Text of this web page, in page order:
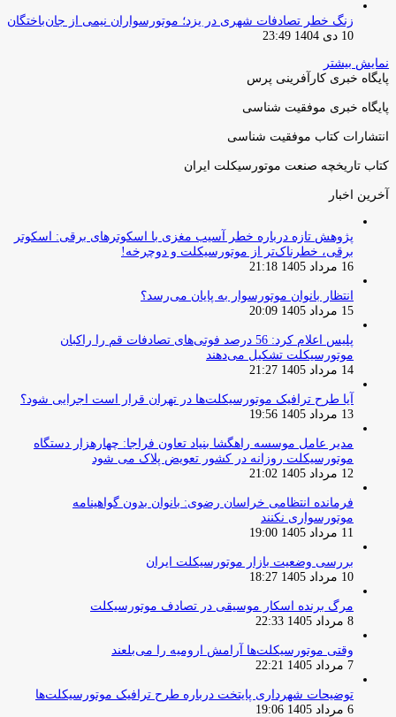
زنگ خطر تصادفات شهری در یزد؛ موتورسواران نیمی از جان‌باختگان
10 دی 1404 23:49
نمایش بیشتر
پایگاه خبری کارآفرینی پرس
پایگاه خبری موفقیت شناسی
انتشارات کتاب موفقیت شناسی
کتاب تاریخچه صنعت موتورسیکلت ایران
آخرین اخبار
پژوهش تازه درباره خطر آسیب مغزی با اسکوترهای برقی: اسکوتر
برقی، خطرناک‌تر از موتورسیکلت و دوچرخه!
16 مرداد 1405 21:18
انتظار بانوان موتورسوار به پایان می‌رسد؟
15 مرداد 1405 20:09
پلیس اعلام کرد: 56 درصد فوتی‌های تصادفات قم را راکبان
موتورسیکلت تشکیل می‌دهند
14 مرداد 1405 21:27
آیا طرح ترافیک موتورسیکلت‌ها در تهران قرار است اجرایی شود؟
13 مرداد 1405 19:56
مدیر عامل موسسه راهگشا بنیاد تعاون فراجا: چهارهزار دستگاه
موتورسیکلت روزانه در کشور تعویض پلاک می شود
12 مرداد 1405 21:02
فرمانده انتظامی خراسان رضوی: بانوان بدون گواهینامه
موتورسواری نکنند
11 مرداد 1405 19:00
بررسی وضعیت بازار موتورسیکلت ایران
10 مرداد 1405 18:27
مرگ برنده اسکار موسیقی در تصادف موتورسیکلت
8 مرداد 1405 22:33
وقتی موتورسیکلت‌ها آرامش ارومیه را می‌بلعند
7 مرداد 1405 22:21
توضیحات شهرداری پایتخت درباره طرح ترافیک موتورسیکلت‌ها
6 مرداد 1405 19:06